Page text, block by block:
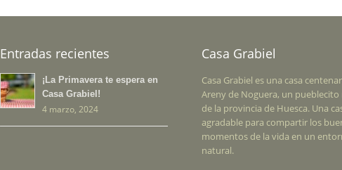
Entradas recientes
¡La Primavera te espera en
Casa Grabiel!
4 marzo, 2024
Casa Grabiel
Casa Grabiel es una casa
Areny de Noguera, un pueblecito
de la provincia de Huesca. Una
agradable para compartir los
momentos de la vida en un
natural.